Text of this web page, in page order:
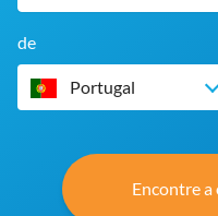
de
Portugal
Encontre a